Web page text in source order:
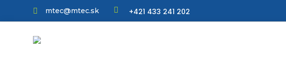
 mtec@mtec.sk  +421 433 241 202